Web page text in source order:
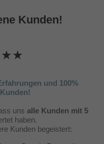
Kunden!
und 100%
uns alle Kunden mit 5
haben.
Kunden begeistert: